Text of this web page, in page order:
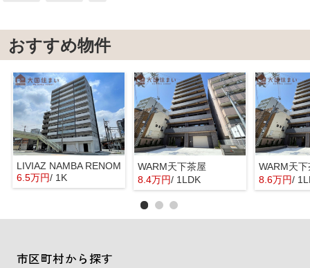
おすすめ物件
LIVIAZ NAMBA RENOM
6.5万円/ 1K
WARM天下茶屋
8.4万円/ 1LDK
WARM天
8.6万円/
市区町村から探す